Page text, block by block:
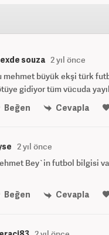
souza 2 yıl önce
mehmet büyük ekşi türk
gidiyor tüm vücuda
Beğen
Cevapla
2 yıl önce
Bey`in futbol bilgisi
Beğen
Cevapla